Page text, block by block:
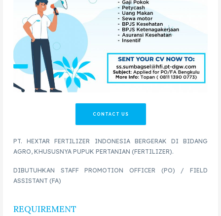
CONTACT US
PT. HEXTAR FERTILIZER INDONESIA BERGERAK DI BIDANG
AGRO, KHUSUSNYA PUPUK PERTANIAN (FERTILIZER).
DIBUTUHKAN STAFF PROMOTION OFFICER (PO) / FIELD
ASSISTANT (FA)
REQUIREMENT